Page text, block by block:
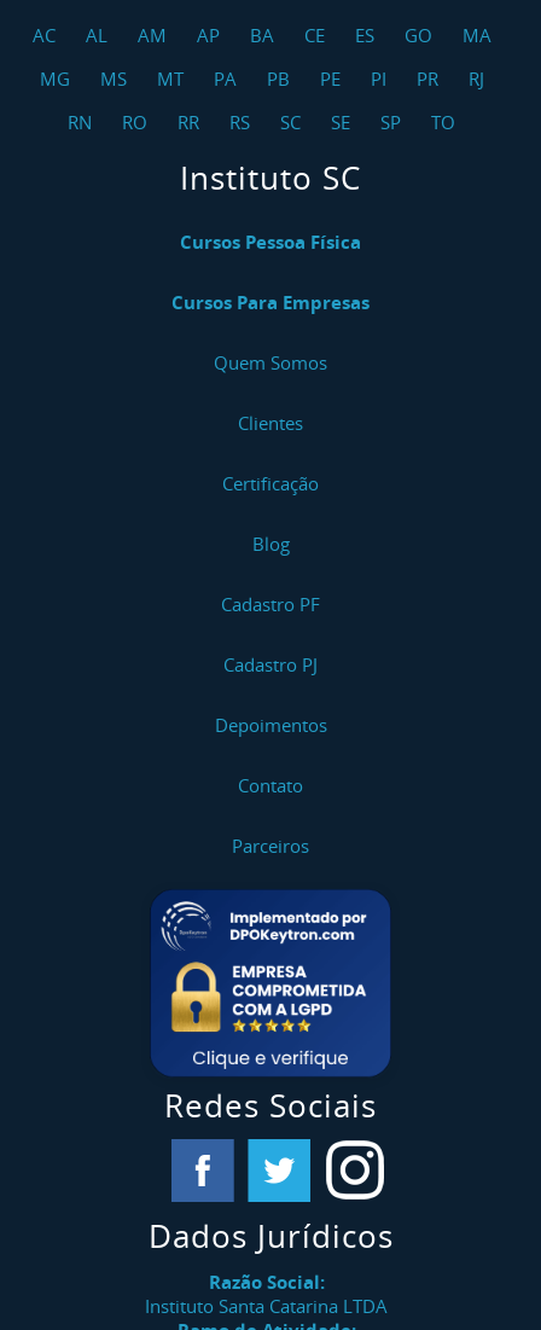
AC AL AM AP BA CE ES GO
MA
MG
MS MT PA PB PE PI PR
RJ
RN
RO RR RS SC SE SP TO
Instituto SC
Cursos Pessoa Física
Cursos Para Empresas
Quem Somos
Clientes
Certificação
Blog
Cadastro PF
Cadastro PJ
Depoimentos
Contato
Parceiros
Redes Sociais
Dados Jurídicos
Razão Social:
Instituto Santa Catarina LTDA